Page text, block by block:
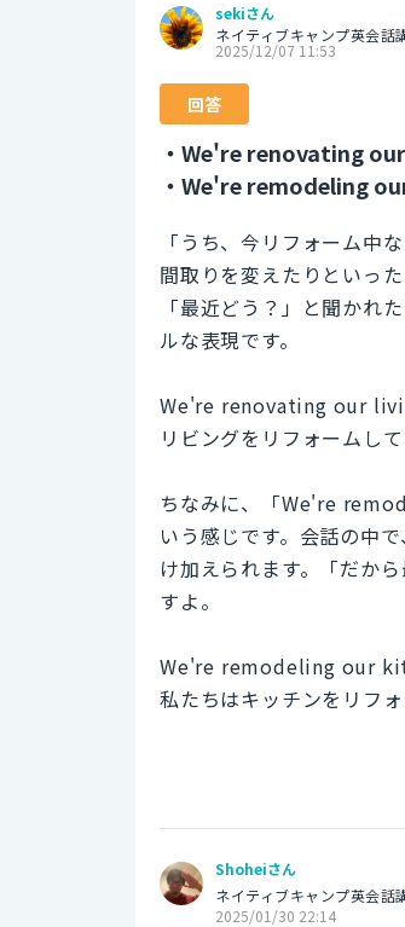
sekiさん
ネイティブキャンプ英会話
2025/12/07 11:53
回答
・We're renovating
・We're remodeling
「うち、今リフォーム中
間取りを変えたりといっ
「最近どう？」と聞かれ
ルな表現です。
We're renovating our
リビングをリフォームして
ちなみに、「We're
いう感じです。会話の中
け加えられます。「だか
すよ。
We're remodeling our
私たちはキッチンをリフォ
Shoheiさん
ネイティブキャンプ英会話
2025/01/30 22:14